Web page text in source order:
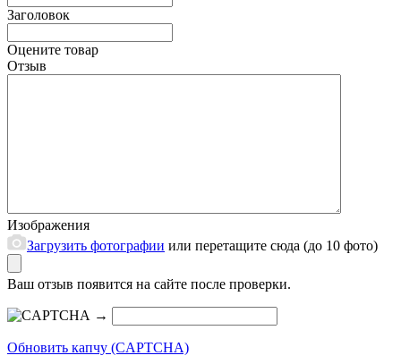
Заголовок
Оцените товар
Отзыв
Изображения
Загрузить фотографии или перетащите сюда (до 10 фото)
Ваш отзыв появится на сайте после проверки.
→
Обновить капчу (CAPTCHA)